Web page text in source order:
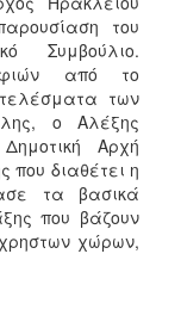
του
Συμβούλιο.
από το
των
ο Αλέξης
Αρχή
που διαθέτει η
τα βασικά
που βάζουν
χώρων,